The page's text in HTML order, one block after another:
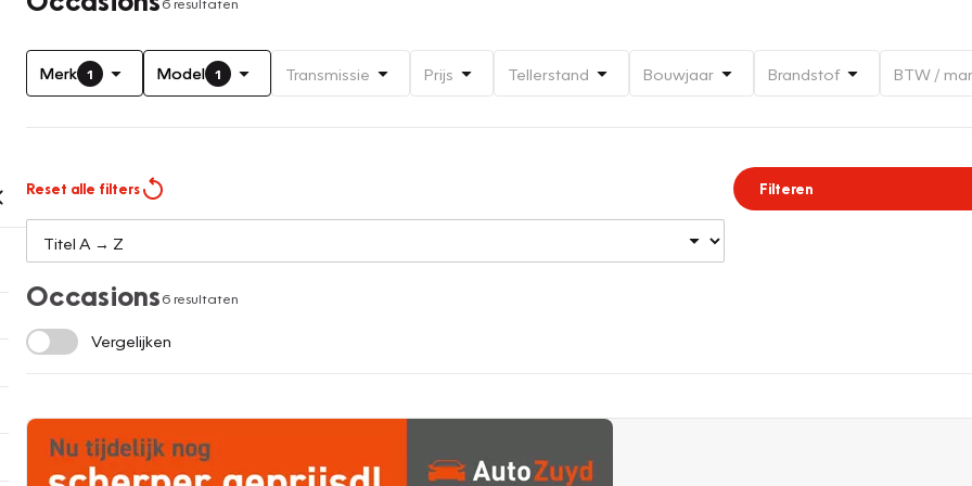
Merk 1 Model 1 Transmissie Prijs Tellerstand Bouwjaar Brandstof BTW /
Reset alle filters Filteren
Occasions6 resultaten
Vergelijken